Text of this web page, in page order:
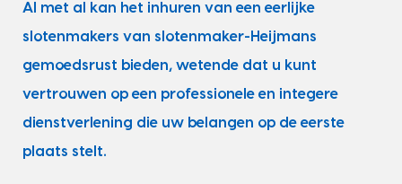
Al met al kan het inhuren van een eerlijke
slotenmakers van slotenmaker-Heijmans
gemoedsrust bieden, wetende dat u kunt
vertrouwen op een professionele en integere
dienstverlening die uw belangen op de eerste
plaats stelt.